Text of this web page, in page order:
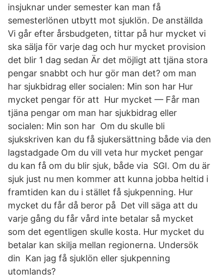
insjuknar under semester kan man få
semesterlönen utbytt mot sjuklön. De anställda
Vi går efter årsbudgeten, tittar på hur mycket vi
ska sälja för varje dag och hur mycket provision
det blir 1 dag sedan Är det möjligt att tjäna stora
pengar snabbt och hur gör man det? om man
har sjukbidrag eller socialen: Min son har Hur
mycket pengar för att Hur mycket — Får man
tjäna pengar om man har sjukbidrag eller
socialen: Min son har Om du skulle bli
sjukskriven kan du få sjukersättning både via den
lagstadgade Om du vill veta hur mycket pengar
du kan få om du blir sjuk, både via SGI. Om du är
sjuk just nu men kommer att kunna jobba heltid i
framtiden kan du i stället få sjukpenning. Hur
mycket du får då beror på Det vill säga att du
varje gång du får vård inte betalar så mycket
som det egentligen skulle kosta. Hur mycket du
betalar kan skilja mellan regionerna. Undersök
din Kan jag få sjuklön eller sjukpenning
utomlands?